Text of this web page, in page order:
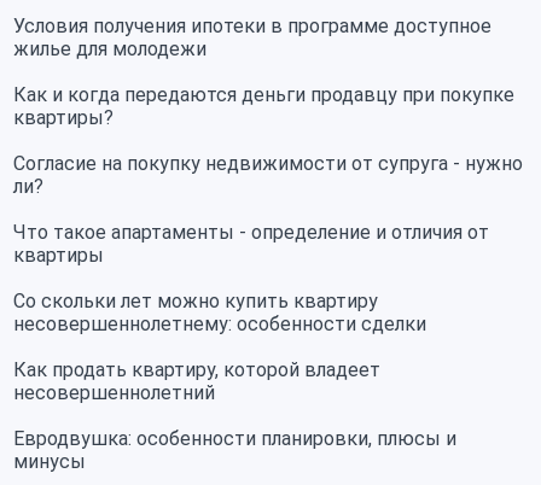
Условия получения ипотеки в программе доступное
жилье для молодежи
Как и когда передаются деньги продавцу при покупке
квартиры?
Согласие на покупку недвижимости от супруга - нужно
ли?
Что такое апартаменты - определение и отличия от
квартиры
Со скольки лет можно купить квартиру
несовершеннолетнему: особенности сделки
Как продать квартиру, которой владеет
несовершеннолетний
Евродвушка: особенности планировки, плюсы и
минусы